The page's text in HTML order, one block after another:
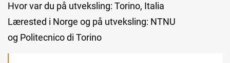
Hvor var du på utveksling: Torino, Italia
Lærested i Norge og på utveksling: NTNU
og Politecnico di Torino